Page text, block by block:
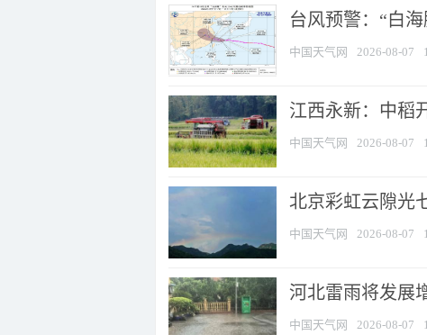
台风预警：“白
中国天气网 2026-08-07
江西永新：中稻
中国天气网 2026-08-07
北京彩虹云隙光
中国天气网 2026-08-07
河北雷雨将发展
中国天气网 2026-08-07